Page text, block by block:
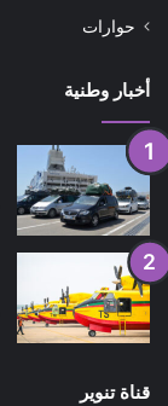
حوارات
أخبار وطنية
قناة تنوير